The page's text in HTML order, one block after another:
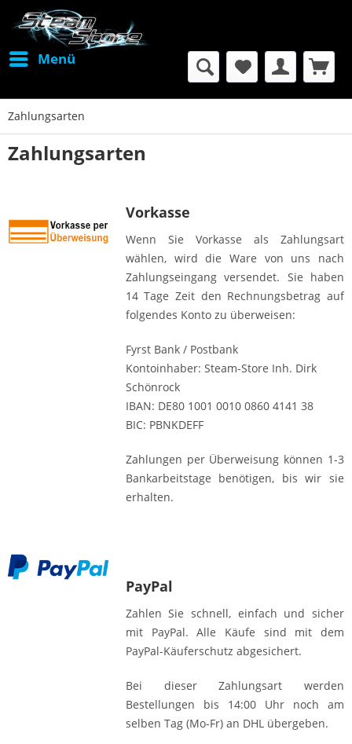
Menü
Zahlungsarten
Zahlungsarten
Vorkasse
Wenn Sie Vorkasse als Zahlungsart
wählen, wird die Ware von uns nach
Zahlungseingang versendet. Sie haben
14 Tage Zeit den Rechnungsbetrag auf
folgendes Konto zu überweisen:
Fyrst Bank / Postbank
Kontoinhaber: Steam-Store Inh. Dirk
Schönrock
IBAN: DE80 1001 0010 0860 4141 38
BIC: PBNKDEFF
Zahlungen per Überweisung können 1-3
Bankarbeitstage benötigen, bis wir sie
erhalten.
PayPal
Zahlen Sie schnell, einfach und sicher
mit PayPal. Alle Käufe sind mit dem
PayPal-Käuferschutz abgesichert.
Bei dieser Zahlungsart werden
Bestellungen bis 14:00 Uhr noch am
selben Tag (Mo-Fr) an DHL übergeben.